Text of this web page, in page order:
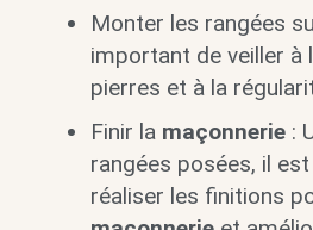
Monter les rangées
important de veiller à
pierres et à la
Finir la maçonnerie :
rangées posées, il
réaliser les finitions